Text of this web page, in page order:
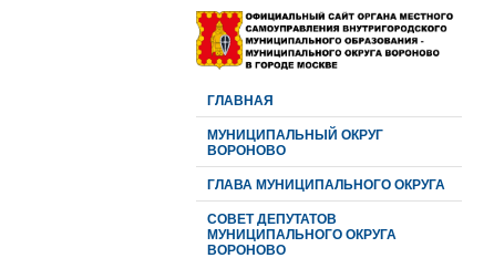
ГЛАВНАЯ
МУНИЦИПАЛЬНЫЙ ОКРУГ
ВОРОНОВО
ГЛАВА МУНИЦИПАЛЬНОГО ОКРУГА
CОВЕТ ДЕПУТАТОВ
МУНИЦИПАЛЬНОГО ОКРУГА
ВОРОНОВО